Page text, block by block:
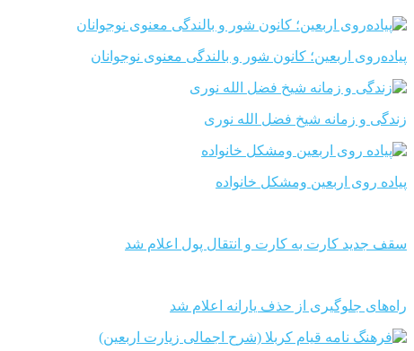
پیاده‌روی اربعین؛ کانون شور و بالندگی معنوی نوجوانان
زندگی و زمانه شیخ فضل الله نوری
پیاده روی اربعین ومشکل خانواده
سقف جدید کارت به کارت و انتقال پول اعلام شد
راه‌های جلوگیری از حذف یارانه اعلام شد